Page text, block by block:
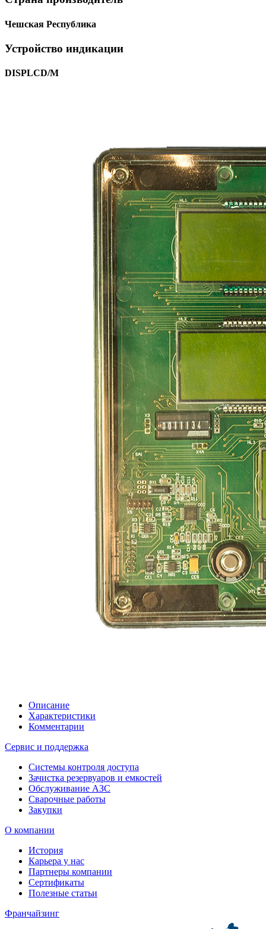
Чешская Республика
Устройство индикации
DISPLCD/M
Описание
Характеристики
Комментарии
Сервис и поддержка
Системы контроля доступа
Зачистка резервуаров и емкостей
Обслуживание АЗС
Сварочные работы
Закупки
О компании
История
Карьера у нас
Партнеры компании
Сертификаты
Полезные статьи
Франчайзинг